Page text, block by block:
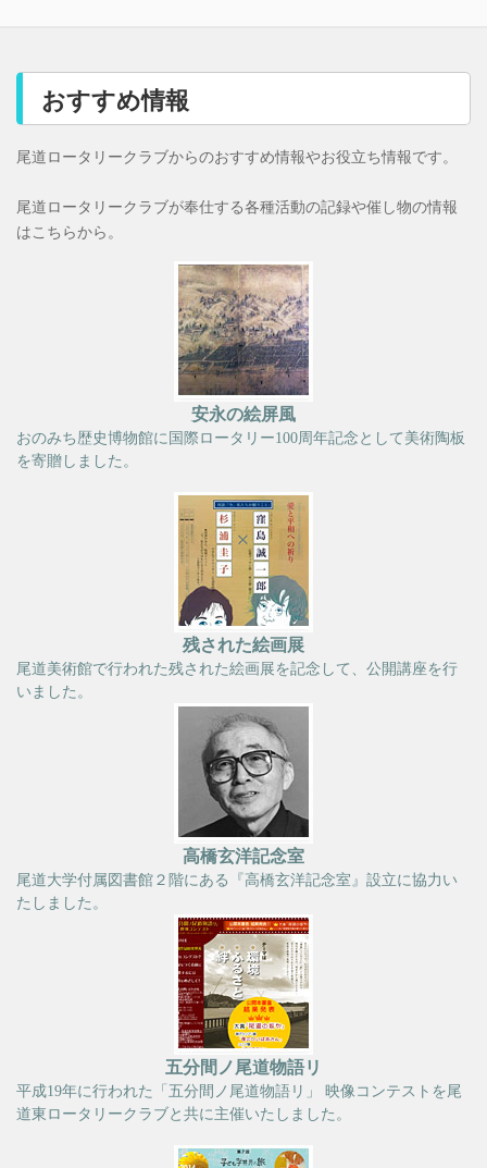
おすすめ情報
尾道ロータリークラブからのおすすめ情報やお役立ち情報です。
尾道ロータリークラブが奉仕する各種活動の記録や催し物の情報
はこちらから。
安永の絵屏風
おのみち歴史博物館に国際ロータリー100周年記念として美術陶板
を寄贈しました。
残された絵画展
尾道美術館で行われた残された絵画展を記念して、公開講座を行
いました。
高橋玄洋記念室
尾道大学付属図書館２階にある『高橋玄洋記念室』設立に協力い
たしました。
五分間ノ尾道物語リ
平成19年に行われた「五分間ノ尾道物語リ」 映像コンテストを尾
道東ロータリークラブと共に主催いたしました。